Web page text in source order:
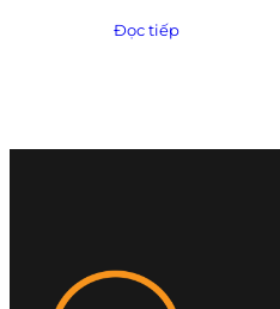
Đọc tiếp